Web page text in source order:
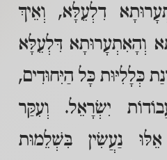
דִלְעֵלָּא, וְאֵיךְ
וְהָאִתְעָרוּתָא דִּלְעֵלָּא
כְּלָלִיּוּת כָּל הַיִּחוּדִים,
יִשְׂרָאֵל. וְעִקַּר
אֵלּוּ נַעֲשִׂין בִּשְׁלֵמוּת